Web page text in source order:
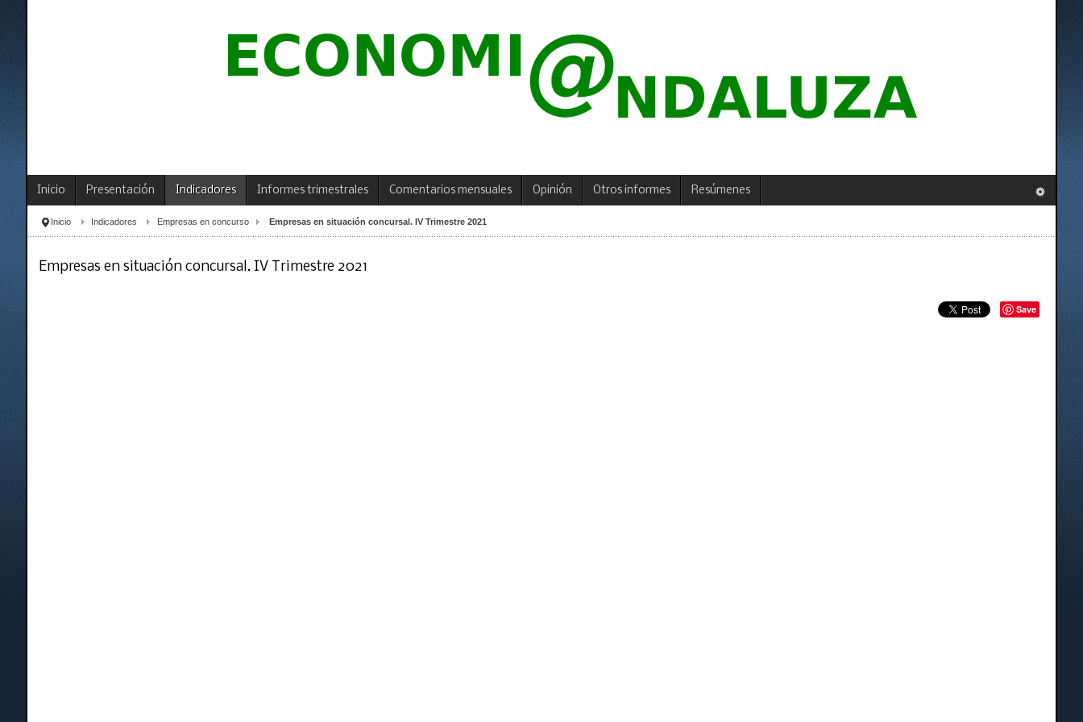
Inicio Presentación Indicadores Informes trimestrales Comentarios mensuales Opinión Otros informes Resúmenes
Inicio Indicadores Empresas en concurso Empresas en situación concursal. IV Trimestre 2021
Empresas en situación concursal. IV Trimestre 2021
Save